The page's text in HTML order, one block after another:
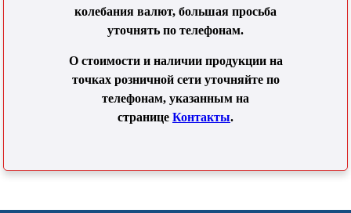
колебания валют, большая просьба
уточнять по телефонам.
О стоимости и наличии продукции на
точках розничной сети уточняйте по
телефонам, указанным на
странице Контакты.